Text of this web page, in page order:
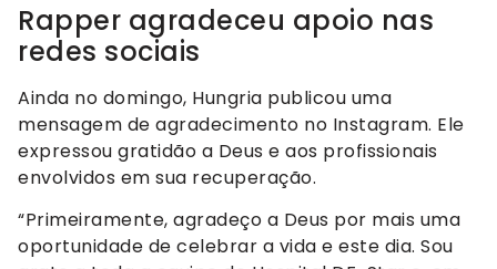
Rapper agradeceu apoio nas
redes sociais
Ainda no domingo, Hungria publicou uma
mensagem de agradecimento no Instagram. Ele
expressou gratidão a Deus e aos profissionais
envolvidos em sua recuperação.
“Primeiramente, agradeço a Deus por mais uma
oportunidade de celebrar a vida e este dia. Sou